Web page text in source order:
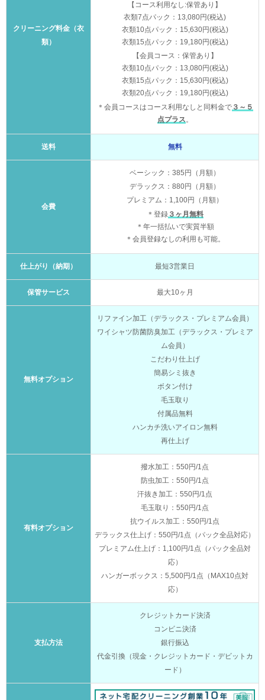
クリーニング料金（衣
類）
【コース利用なし:保管あり】
衣類7点パック：13,080円(税込)
衣類10点パック：15,630円(税込)
衣類15点パック：19,180円(税込)
【会員コース：保管あり】
衣類10点パック：13,080円(税込)
衣類15点パック：15,630円(税込)
衣類20点パック：19,180円(税込)
＊会員コースはコース利用なしと同料金で３～５
点プラス。
送料 無料
会費
ベーシック：385円（月額）
デラックス：880円（月額）
プレミアム：1,100円（月額）
＊登録３ヶ月無料
＊年一括払いで実質半額
＊会員登録なしの利用も可能。
仕上がり（納期） 最短3営業日
保管サービス 最大10ヶ月
無料オプション
リファイン加工（デラックス・プレミアム会員）
ワイシャツ防菌防臭加工（デラックス・プレミア
ム会員）
こだわり仕上げ
簡易シミ抜き
ボタン付け
毛玉取り
付属品無料
ハンカチ洗いアイロン無料
再仕上げ
有料オプション
撥水加工：550円/1点
防虫加工：550円/1点
汗抜き加工：550円/1点
毛玉取り：550円/1点
抗ウイルス加工：550円/1点
デラックス仕上げ：550円/1点（パック全品対応）
プレミアム仕上げ：1,100円/1点（パック全品対
応）
ハンガーボックス：5,500円/1点（MAX10点対
応）
支払方法
クレジットカード決済
コンビニ決済
銀行振込
代金引換（現金・クレジットカード・デビットカ
ード）